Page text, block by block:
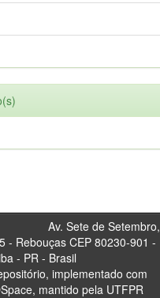
Sete de Setembro,
- Rebouças CEP 80230-901 -
- PR - Brasil
implementado com
mantido pela UTFPR